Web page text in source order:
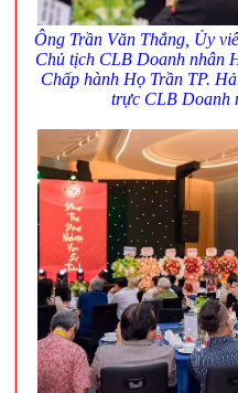
Ông Trần Văn Thắng, Ủy
Chủ tịch CLB Doanh nhân
Chấp hành Họ Trần TP.
trực CLB Doanh